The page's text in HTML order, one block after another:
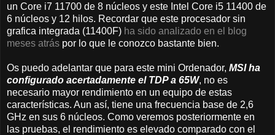
un Core i7 11700 de 8 núcleos y este Intel Core i5 11400 de
6 núcleos y 12 hilos. Recordar que este procesador sin
grafica integrada (11400F) ha sido analizado en el blog
meses atrás por lo que le conozco bastante bien.
Os puedo adelantar que para este mini Ordenador, MSI ha
configurado acertadamente el TDP a 65W, no es
necesario mayor rendimiento en un equipo de estas
características. Aun así, tiene una frecuencia base de 2,6
GHz en sus 6 núcleos. Como veremos posteriormente en
las pruebas, el rendimiento es elevado comparado con el